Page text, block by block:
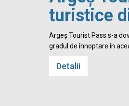
turistice
Argeș Tourist Pass s-a
gradul de înnoptare în
Detalii